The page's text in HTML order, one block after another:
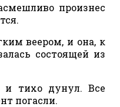
произнес
веером, и она, к
состоящей из
и тихо дунул. Все
погасли.